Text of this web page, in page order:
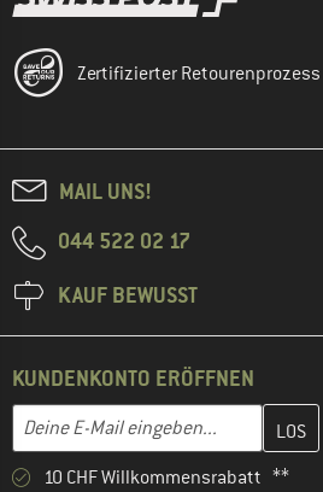
Zertifizierter Retourenprozess
MAIL UNS!
044 522 02 17
KAUF BEWUSST
KUNDENKONTO ERÖFFNEN
E-Mail-Adresse
Gib hier deine E-Mail-Adresse ein
10 CHF Willkommensrabatt **